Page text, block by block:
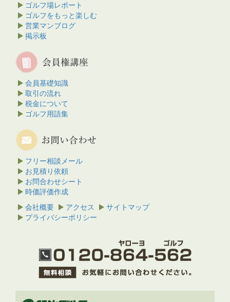
ゴルフ場レポート
ゴルフをもっと楽しむ
営業マンブログ
掲示板
会員基礎知識
取引の流れ
税金について
ゴルフ用語集
フリー相談メール
お見積り依頼
お問合わせシート
時価評価作成
会社概要
アクセス
サイトマップ
プライバシーポリシー